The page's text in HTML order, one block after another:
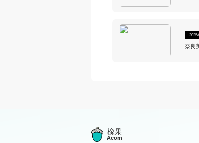
2025/
奈良
橡果
Acorn